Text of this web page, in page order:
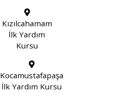
Kızılcahamam
İlk Yardım
Kursu
Kocamustafapaşa
İlk Yardım Kursu